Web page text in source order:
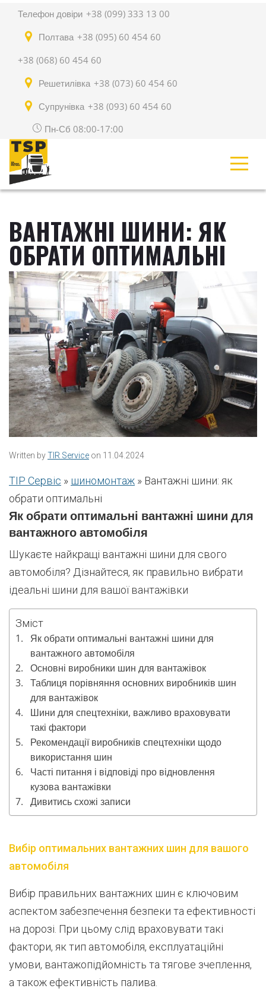
Телефон довіри +38 (099) 333 13 00
Полтава +38 (095) 60 454 60
+38 (068) 60 454 60
Решетилівка +38 (073) 60 454 60
Супрунівка +38 (093) 60 454 60
Пн-Сб 08:00-17:00
ВАНТАЖНІ ШИНИ: ЯК
ОБРАТИ ОПТИМАЛЬНІ
Written byTIR Service on 11.04.2024
ТІР Сервіс » шиномонтаж » Вантажні шини: як
обрати оптимальні
Як обрати оптимальні вантажні шини для
вантажного автомобіля
Шукаєте найкращі вантажні шини для свого
автомобіля? Дізнайтеся, як правильно вибрати
ідеальні шини для вашої вантажівки
Зміст
Як обрати оптимальні вантажні шини для
вантажного автомобіля
Основні виробники шин для вантажівок
Таблиця порівняння основних виробників шин
для вантажівок
Шини для спецтехніки, важливо враховувати
такі фактори
Рекомендації виробників спецтехніки щодо
використання шин
Часті питання і відповіді про відновлення
кузова вантажівки
Дивитись схожі записи
Вибір оптимальних вантажних шин для вашого
автомобіля
Вибір правильних вантажних шин є ключовим
аспектом забезпечення безпеки та ефективності
на дорозі. При цьому слід враховувати такі
фактори, як тип автомобіля, експлуатаційні
умови, вантажопідйомність та тягове зчеплення,
а також ефективність палива.